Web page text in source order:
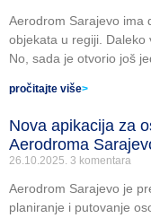
Aerodrom Sarajevo ima
objekata u regiji. Daleko
No, sada je otvorio još
pročitajte više>
Nova apikacija za
Aerodroma
26.10.2025. 3 komentara
Aerodrom Sarajevo je
planiranje i putovanje